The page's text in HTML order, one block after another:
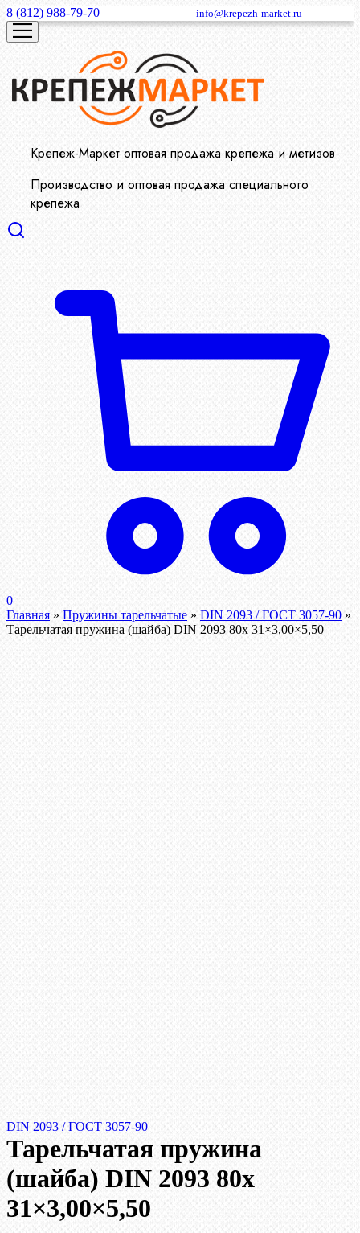
8 (812) 988-79-70 info@krepezh-market.ru
Крепеж-Маркет оптовая продажа крепежа и метизов
Производство и оптовая продажа специального
крепежа
0
Главная » Пружины тарельчатые » DIN 2093 / ГОСТ 3057-90 »
Тарельчатая пружина (шайба) DIN 2093 80x 31×3,00×5,50
DIN 2093 / ГОСТ 3057-90
Тарельчатая пружина
(шайба) DIN 2093 80x
31×3,00×5,50